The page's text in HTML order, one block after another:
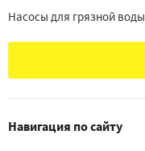
Насосы для грязной воды
Навигация по сайту